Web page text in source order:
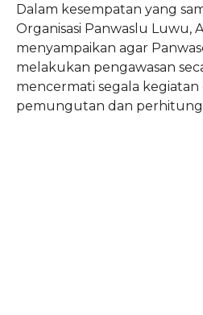
Dalam kesempatan yang
Organisasi Panwaslu Luwu,
menyampaikan agar
melakukan pengawasan
mencermati segala kegiatan
pemungutan dan